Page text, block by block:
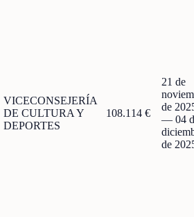
VICECONSEJERÍA
DE CULTURA Y
DEPORTES
108.114 €
21 de
de
— 04
de